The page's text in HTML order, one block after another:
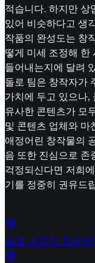
적습니다. 하지만 상
있어 비슷하다고 생
작품의 완성도는 창
떻게 미세 조정해 한
들어내는지에 달려
돌로 팀은 창작자가
가치에 두고 있으나,
유사한 콘텐츠가 모
및 콘텐츠 업체와 마
애정어린 창작물의
음 또한 진심으로 존
걱정되신다면 저희
기를 정중히 권유드
돌로 공모전 지원하